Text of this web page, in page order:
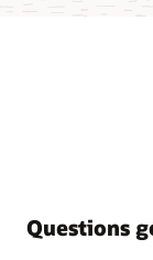
Questions